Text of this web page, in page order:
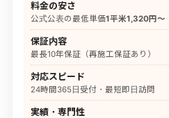
料金の安さ
公式公表の最低単価1平米1,320円〜
保証内容
最長10年保証（再施工保証あり）
対応スピード
24時間365日受付・最短即日訪問
実績・専門性